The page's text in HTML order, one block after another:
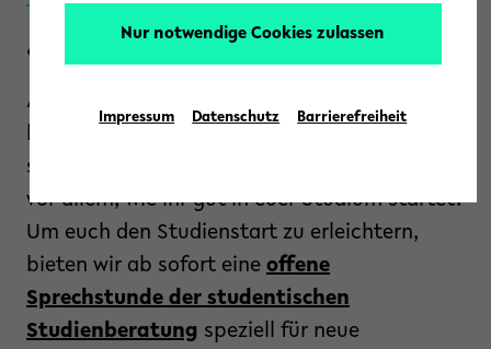
« Zurück zur Übersicht
Alles ist plötzlich neu und unbekannt –
studieren ist, was ihr beachten solltet und
vor allem, wie ihr gut in euer Studium startet.
Um euch den Studienstart zu erleichtern,
bieten wir ab sofort eine offene
Sprechstunde der studentischen
Studienberatung speziell für neue
Nur notwendige Cookies zulassen
Impressum Datenschutz Barrierefreiheit